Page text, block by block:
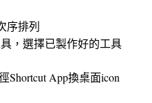
序排列
，選擇已製作好的工具
Shortcut App換桌面icon